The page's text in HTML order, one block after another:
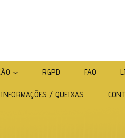
RGPD FAQ
INFORMAÇÕES / QUEIXAS